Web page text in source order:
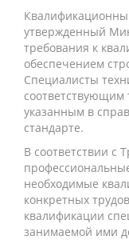
утвержденный
требования к
обеспечением
Специалисты
соответствующим
указанным в
стандарте.
В соответствии с
необходимые
конкретных
квалификации
занимаемой ими